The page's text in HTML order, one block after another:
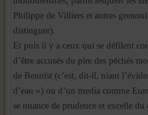
Philippe de Villiers et autres
distinguer).
Et puis il y a ceux qui se défilent
d’être accusés du pire des péchés
de Benoist (c’est, dit-il, niant
d’eau ») ou d’un media comme
se nuance de prudence et excelle